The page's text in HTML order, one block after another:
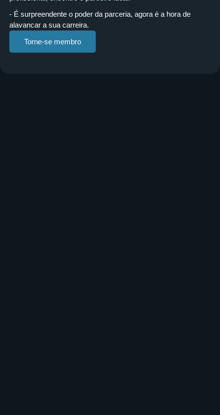
- É surpreendente o poder da parceria, agora é a hora de
alavancar a sua carreira.
Torne-se membro